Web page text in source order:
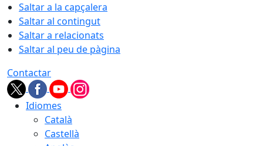
Saltar a la capçalera
Saltar al contingut
Saltar a relacionats
Saltar al peu de pàgina
Contactar
Idiomes
Català
Castellà